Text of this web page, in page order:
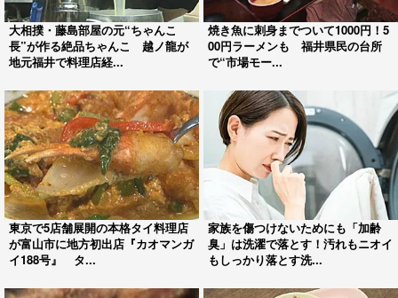
大相撲・藤島部屋の元“ちゃんこ
長”が作る絶品ちゃんこ 越ノ龍が
地元福井で料理店経...
焼き魚に刺身までついて1000円！5
00円ラーメンも 福井県民の台所
で“市場モー...
東京で5店舗展開の本格タイ料理店
が富山市に地方初出店『カオマンガ
イ188号』 タ...
家族を傷つけないためにも「加齢
臭」は洗濯で落とす！汚れもニオイ
もしっかり落とす洗...